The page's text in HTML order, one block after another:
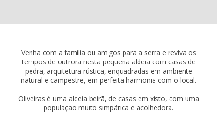
Venha com a família ou amigos para a serra e reviva os
tempos de outrora nesta pequena aldeia com casas de
pedra, arquitetura rústica, enquadradas em ambiente
natural e campestre, em perfeita harmonia com o local.
Oliveiras é uma aldeia beirã, de casas em xisto, com uma
população muito simpática e acolhedora.